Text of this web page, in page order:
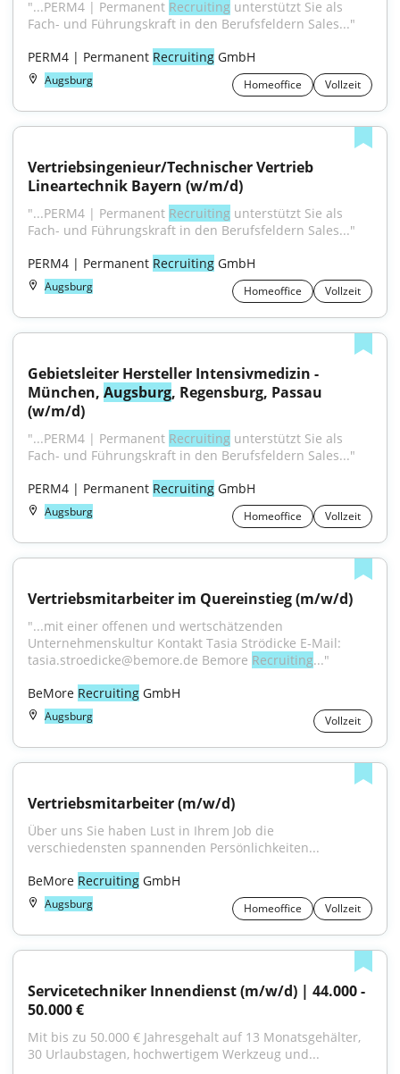
"...PERM4 | Permanent Recruiting unterstützt Sie als
Fach- und Führungskraft in den Berufsfeldern Sales..."
PERM4 | Permanent Recruiting GmbH
Augsburg Homeoffice Vollzeit
Vertriebsingenieur/Technischer Vertrieb
Lineartechnik Bayern (w/m/d)
"...PERM4 | Permanent Recruiting unterstützt Sie als
Fach- und Führungskraft in den Berufsfeldern Sales..."
PERM4 | Permanent Recruiting GmbH
Augsburg Homeoffice Vollzeit
Gebietsleiter Hersteller Intensivmedizin -
München, Augsburg, Regensburg, Passau
(w/m/d)
"...PERM4 | Permanent Recruiting unterstützt Sie als
Fach- und Führungskraft in den Berufsfeldern Sales..."
PERM4 | Permanent Recruiting GmbH
Augsburg Homeoffice Vollzeit
Vertriebsmitarbeiter im Quereinstieg (m/w/d)
"...mit einer offenen und wertschätzenden
Unternehmenskultur Kontakt Tasia Strödicke E-Mail:
tasia.stroedicke@bemore.de Bemore Recruiting..."
BeMore Recruiting GmbH
Augsburg Vollzeit
Vertriebsmitarbeiter (m/w/d)
Über uns Sie haben Lust in Ihrem Job die
verschiedensten spannenden Persönlichkeiten...
BeMore Recruiting GmbH
Augsburg Homeoffice Vollzeit
Servicetechniker Innendienst (m/w/d) | 44.000 -
50.000 €
Mit bis zu 50.000 € Jahresgehalt auf 13 Monatsgehälter,
30 Urlaubstagen, hochwertigem Werkzeug und...